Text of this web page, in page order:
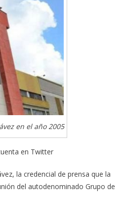
en el año 2005
en Twitter
la credencial de prensa que la
del autodenominado Grupo de